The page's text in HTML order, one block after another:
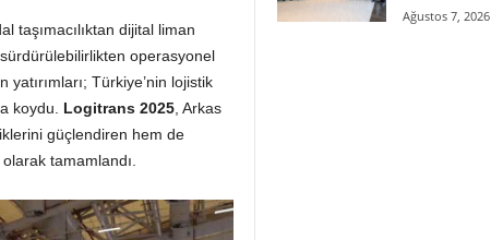
taşımacılıktan dijital liman
operasyonel
yatırımları; Türkiye’nin lojistik
koydu.
Logitrans 2025, Arkas
güçlendiren hem de
tamamlandı.
Ağustos 7, 2026